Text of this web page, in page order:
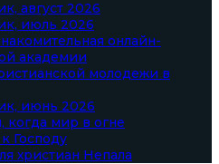
август 2026
июль 2026
онлайн-
академии
молодежи в
июнь 2026
когда мир в огне
Господу
христиан Непала